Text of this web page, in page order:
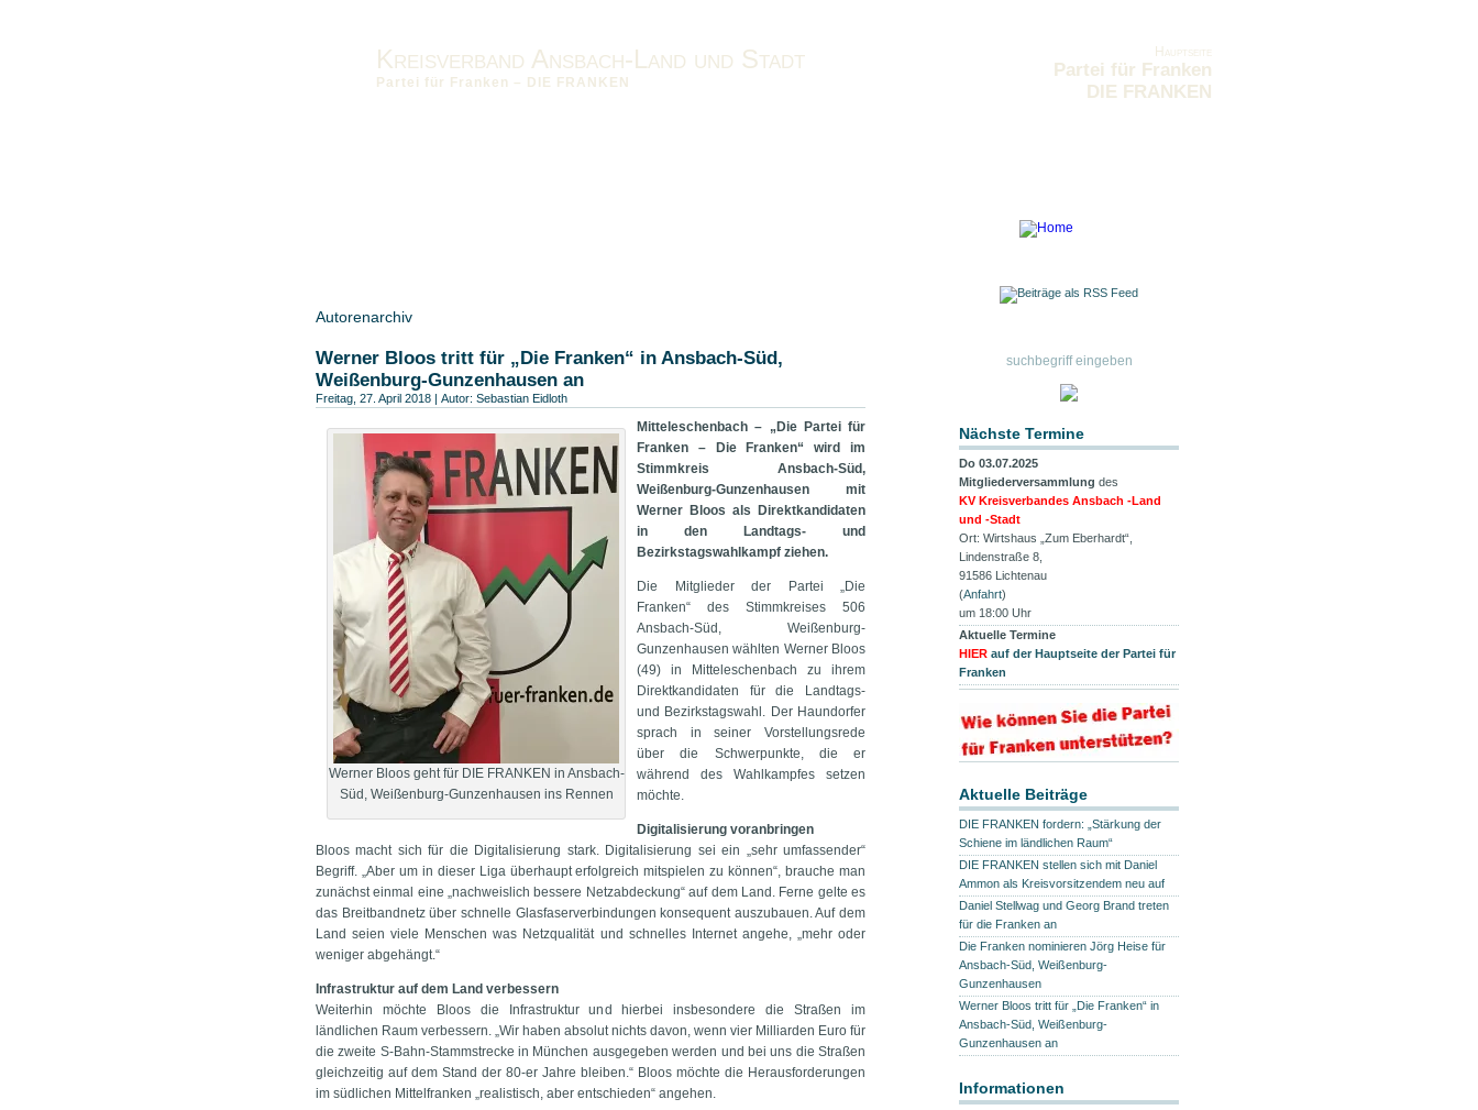
Hauptseite
Partei für Franken
DIE FRANKEN
Kreisverband Ansbach-Land und Stadt
Partei für Franken – DIE FRANKEN
Autorenarchiv
Werner Bloos tritt für „Die Franken“ in Ansbach-Süd,
Weißenburg-Gunzenhausen an
Freitag, 27. April 2018 | Autor: Sebastian Eidloth
Werner Bloos geht für DIE FRANKEN in Ansbach-
Süd, Weißenburg-Gunzenhausen ins Rennen
Mitteleschenbach – „Die Partei für
Franken – Die Franken“ wird im
Stimmkreis Ansbach-Süd,
Weißenburg-Gunzenhausen mit
Werner Bloos als Direktkandidaten
in den Landtags- und
Bezirkstagswahlkampf ziehen.
Die Mitglieder der Partei „Die
Franken“ des Stimmkreises 506
Ansbach-Süd, Weißenburg-
Gunzenhausen wählten Werner Bloos
(49) in Mitteleschenbach zu ihrem
Direktkandidaten für die Landtags-
und Bezirkstagswahl. Der Haundorfer
sprach in seiner Vorstellungsrede
über die Schwerpunkte, die er
während des Wahlkampfes setzen
möchte.
Digitalisierung voranbringen
Bloos macht sich für die Digitalisierung stark. Digitalisierung sei ein „sehr umfassender“
Begriff. „Aber um in dieser Liga überhaupt erfolgreich mitspielen zu können“, brauche man
zunächst einmal eine „nachweislich bessere Netzabdeckung“ auf dem Land. Ferne gelte es
das Breitbandnetz über schnelle Glasfaserverbindungen konsequent auszubauen. Auf dem
Land seien viele Menschen was Netzqualität und schnelles Internet angehe, „mehr oder
weniger abgehängt.“
Infrastruktur auf dem Land verbessern
Weiterhin möchte Bloos die Infrastruktur und hierbei insbesondere die Straßen im
ländlichen Raum verbessern. „Wir haben absolut nichts davon, wenn vier Milliarden Euro für
die zweite S-Bahn-Stammstrecke in München ausgegeben werden und bei uns die Straßen
gleichzeitig auf dem Stand der 80-er Jahre bleiben.“ Bloos möchte die Herausforderungen
im südlichen Mittelfranken „realistisch, aber entschieden“ angehen.
Nächste Termine
Do 03.07.2025
Mitgliederversammlung des
KV Kreisverbandes Ansbach -Land
und -Stadt
Ort: Wirtshaus „Zum Eberhardt“,
Lindenstraße 8,
91586 Lichtenau
(Anfahrt)
um 18:00 Uhr
Aktuelle Termine
HIER auf der Hauptseite der Partei für
Franken
Aktuelle Beiträge
DIE FRANKEN fordern: „Stärkung der
Schiene im ländlichen Raum“
DIE FRANKEN stellen sich mit Daniel
Ammon als Kreisvorsitzendem neu auf
Daniel Stellwag und Georg Brand treten
für die Franken an
Die Franken nominieren Jörg Heise für
Ansbach-Süd, Weißenburg-
Gunzenhausen
Werner Bloos tritt für „Die Franken“ in
Ansbach-Süd, Weißenburg-
Gunzenhausen an
Informationen